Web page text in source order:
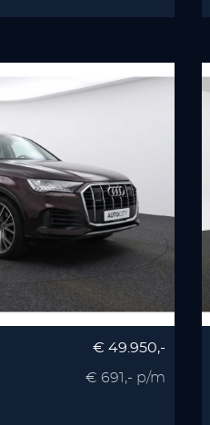
€ 49.950,-
€ 691,- p/m